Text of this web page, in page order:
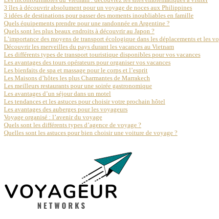
3 îles à découvrir absolument pour un voyage de noces aux Philippines
3 idées de destinations pour passer des moments inoubliables en famille
Quels équipements prendre pour une randonnée en Argentine ?
Quels sont les plus beaux endroits à découvrir au Japon ?
L’importance des moyens de transport écologique dans les déplacements et les
Découvrir les merveilles du pays durant les vacances au Vietnam
Les différents types de transport touristique disponibles pour vos vacances
Les avantages des tours opérateurs pour organiser vos vacances
Les bienfaits de spa et massage pour le corps et l’esprit
Les Maisons d’hôtes les plus Charmantes de Marrakech
Les meilleurs restaurants pour une soirée gastronomique
Les avantages d’un séjour dans un motel
Les tendances et les astuces pour choisir votre prochain hôtel
Les avantages des auberges pour les voyageurs
Voyage organisé : l’avenir du voyage
Quels sont les différents types d’agence de voyage ?
Quelles sont les astuces pour bien choisir une voiture de voyage ?